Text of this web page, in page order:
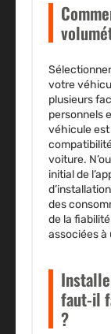
votre
plusieurs
personnels
véhicule est
voiture.
initial de
des
de la
associées à
faut-il
?